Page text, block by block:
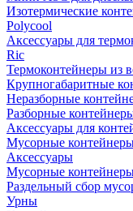
Изотермические
Polycool
Аксессуары для
Ric
Термоконтейнеры из
Крупногабаритные
Неразборные
Разборные
Аксессуары для
Мусорные
Аксессуары
Мусорные
Раздельный сбор
Урны